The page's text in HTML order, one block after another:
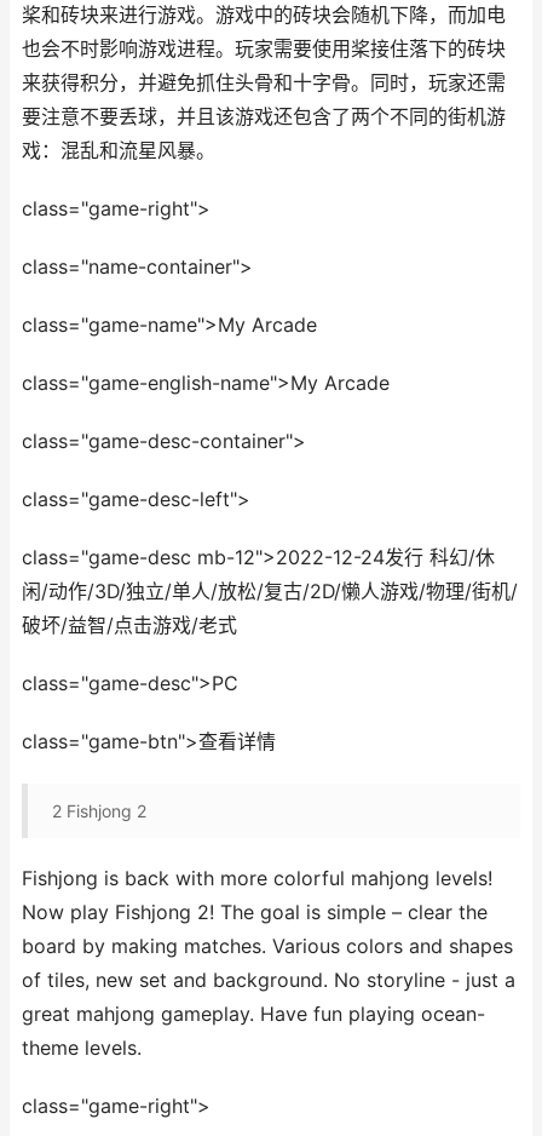
桨和砖块来进行游戏。游戏中的砖块会随机下降，而加电
也会不时影响游戏进程。玩家需要使用桨接住落下的砖块
来获得积分，并避免抓住头骨和十字骨。同时，玩家还需
要注意不要丢球，并且该游戏还包含了两个不同的街机游
戏：混乱和流星风暴。
class="game-right">
class="name-container">
class="game-name">My Arcade
class="game-english-name">My Arcade
class="game-desc-container">
class="game-desc-left">
class="game-desc mb-12">2022-12-24发行 科幻/休
闲/动作/3D/独立/单人/放松/复古/2D/懒人游戏/物理/街机/
破坏/益智/点击游戏/老式
class="game-desc">PC
class="game-btn">查看详情
2 Fishjong 2
Fishjong is back with more colorful mahjong levels!
Now play Fishjong 2! The goal is simple – clear the
board by making matches. Various colors and shapes
of tiles, new set and background. No storyline - just a
great mahjong gameplay. Have fun playing ocean-
theme levels.
class="game-right">